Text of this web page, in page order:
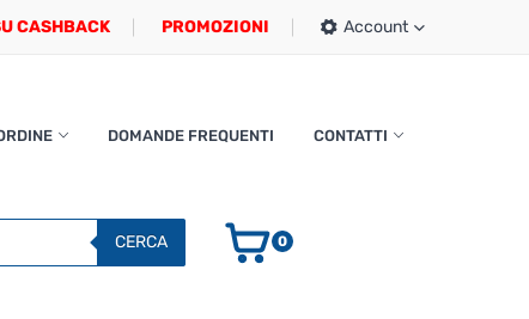
CASHBACK PROMOZIONI Account
DOMANDE FREQUENTI CONTATTI
CERCA 0